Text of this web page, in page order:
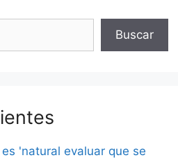
Buscar
'natural evaluar que se